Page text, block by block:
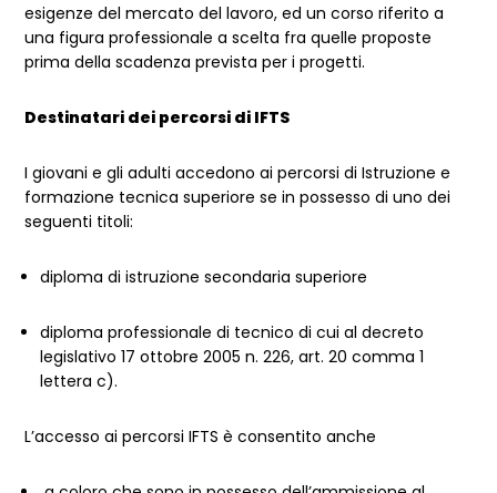
esigenze del mercato del lavoro, ed un corso riferito a
una figura professionale a scelta fra quelle proposte
prima della scadenza prevista per i progetti.
Destinatari dei percorsi di IFTS
I giovani e gli adulti accedono ai percorsi di Istruzione e
formazione tecnica superiore se in possesso di uno dei
seguenti titoli:
diploma di istruzione secondaria superiore
diploma professionale di tecnico di cui al decreto
legislativo 17 ottobre 2005 n. 226, art. 20 comma 1
lettera c).
L’accesso ai percorsi IFTS è consentito anche